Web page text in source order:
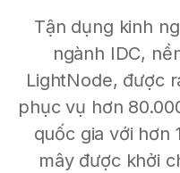
Tận dụng kinh
ngành IDC,
LightNode, được
phục vụ hơn
quốc gia với hơn
mây được khởi